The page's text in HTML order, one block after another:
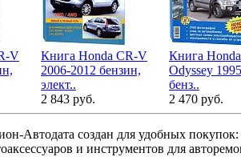
V
Книга Honda CR-V
2006-2012 бензин,
элект..
2 843 руб.
Книга
Odyssey
бенз..
2 470 руб.
Автодата создан для удобных
и инструментов для